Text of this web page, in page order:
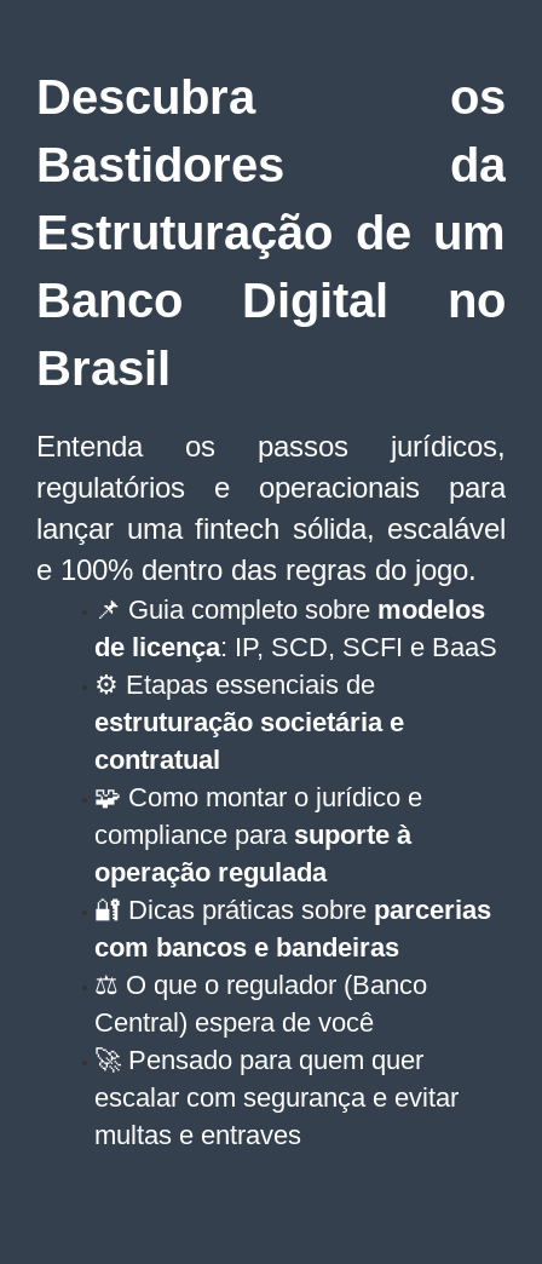
Descubra os
Bastidores da
Estruturação de um
Banco Digital no
Brasil
Entenda os passos jurídicos,
regulatórios e operacionais para
lançar uma fintech sólida, escalável
e 100% dentro das regras do jogo.
📌 Guia completo sobre modelos
de licença: IP, SCD, SCFI e BaaS
⚙️ Etapas essenciais de
estruturação societária e
contratual
🧩 Como montar o jurídico e
compliance para suporte à
operação regulada
🔐 Dicas práticas sobre parcerias
com bancos e bandeiras
⚖️ O que o regulador (Banco
Central) espera de você
🚀 Pensado para quem quer
escalar com segurança e evitar
multas e entraves